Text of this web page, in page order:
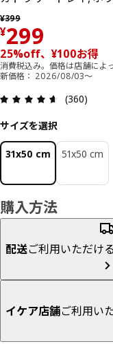
¥399
以前の価格 ¥ 399
¥299
価格 ¥ 299
25%off、¥100お得
消費税込み。価格は店舗によ
新価格： 2026/08/03～
(360)
サイズを選択
31x50 cm 51x50 cm
購入方法
配送ご利用いただけ
イケア店舗ご利用い